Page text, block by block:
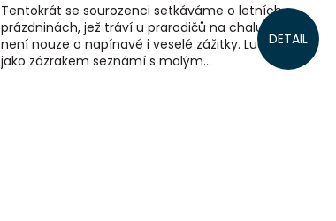
DETAIL
Tentokrát se sourozenci setkáváme o letních
prázdninách, jež tráví u prarodičů na chalupě, kde
není nouze o napínavé i veselé zážitky. Lucka se
jako zázrakem seznámí s malým...